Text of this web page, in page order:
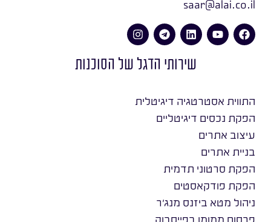
saar@alai.co.il
שירותי הדגל של הסוכנות
התווית אסטרטגיה דיגיטלית
הפקת נכסים דיגיטליים
עיצוב אתרים
בניית אתרים
הפקת סרטוני תדמית
הפקת פודקאסטים
ניהול מטא ביזנס מנג׳ר